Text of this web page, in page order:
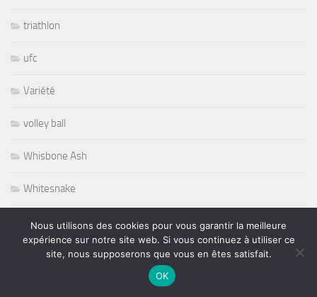
triathlon
ufc
Variété
volley ball
Whisbone Ash
Whitesnake
Widespread Panic
World
Nous utilisons des cookies pour vous garantir la meilleure
expérience sur notre site web. Si vous continuez à utiliser ce
site, nous supposerons que vous en êtes satisfait.
OK